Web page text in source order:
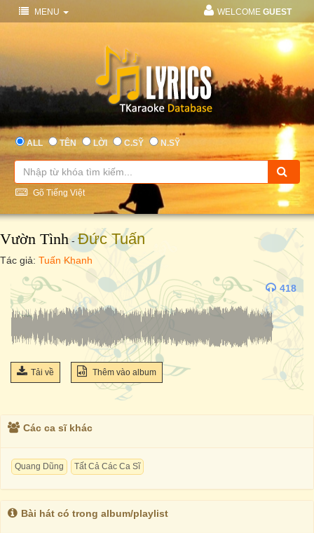
MENU WELCOME GUEST
ALL TÊN LỜI C.SỸ N.SỸ
Gõ Tiếng Việt
Vườn Tình- Đức Tuấn
Tác giả: Tuấn Khanh
418
Tải về Thêm vào album
Các ca sĩ khác
Quang Dũng Tất Cả Các Ca Sĩ
Bài hát có trong album/playlist